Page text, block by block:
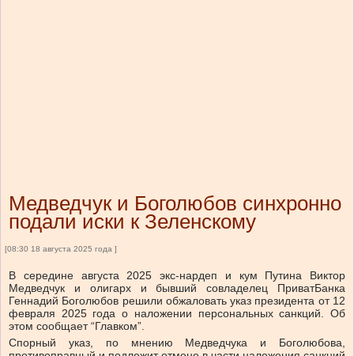
Медведчук и Боголюбов синхронно
подали иски к Зеленскому
[08:30 18 августа 2025 года ]
В середине августа 2025 экс-нардеп и кум Путина Виктор
Медведчук и олигарх и бывший совладелец ПриватБанка
Геннадий Боголюбов решили обжаловать указ президента от 12
февраля 2025 года о наложении персональных санкций. Об
этом сообщает “Главком”.
Спорный указ, по мнению Медведчука и Боголюбова,